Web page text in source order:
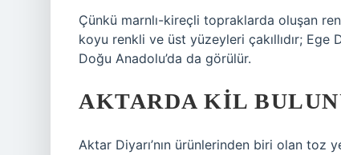
Çünkü marnlı-kireçli topraklarda oluşan
koyu renkli ve üst yüzeyleri çakıllıdır;
Doğu Anadolu’da da görülür.
AKTARDA KIL
Aktar Diyarı’nın ürünlerinden biri olan toz